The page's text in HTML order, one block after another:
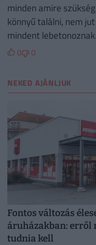
minden amire
könnyű találni, nem
mindent lebetonoznak.
0 0
NEKED AJÁNLJUK
Fontos változás
áruházakban: erről
tudnia kell